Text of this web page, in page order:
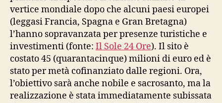
vertice mondiale dopo che alcuni paesi europei
(leggasi Francia, Spagna e Gran Bretagna)
l’hanno sopravanzata per presenze turistiche e
investimenti (fonte: Il Sole 24 Ore). Il sito è
costato 45 (quarantacinque) milioni di euro ed è
stato per metà cofinanziato dalle regioni. Ora,
l’obiettivo sarà anche nobile e sacrosanto, ma la
realizzazione è stata immediatamente subissata